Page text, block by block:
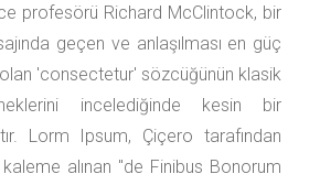
profesörü Richard McClintock, bir
geçen ve anlaşılması en güç
'consectetur' sözcüğünün klasik
incelediğinde kesin bir
Lorm Ipsum, Çiçero tarafından
alınan "de Finibus Bonorum